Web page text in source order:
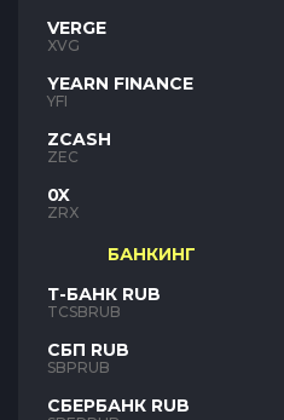
VERGE
XVG
YEARN FINANCE
YFI
ZCASH
ZEC
0X
ZRX
БАНКИНГ
Т-БАНК RUB
TCSBRUB
СБП RUB
SBPRUB
СБЕРБАНК RUB